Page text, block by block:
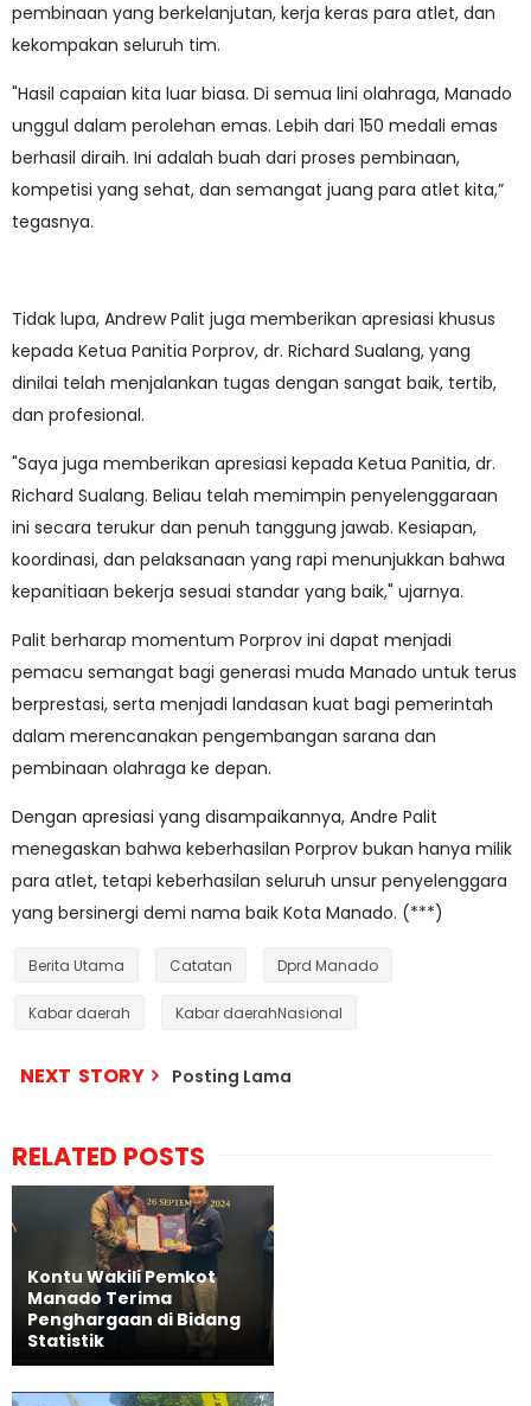
pembinaan yang berkelanjutan, kerja keras para atlet, dan
kekompakan seluruh tim.
"Hasil capaian kita luar biasa. Di semua lini olahraga, Manado
unggul dalam perolehan emas. Lebih dari 150 medali emas
berhasil diraih. Ini adalah buah dari proses pembinaan,
kompetisi yang sehat, dan semangat juang para atlet kita,”
tegasnya.
Tidak lupa, Andrew Palit juga memberikan apresiasi khusus
kepada Ketua Panitia Porprov, dr. Richard Sualang, yang
dinilai telah menjalankan tugas dengan sangat baik, tertib,
dan profesional.
"Saya juga memberikan apresiasi kepada Ketua Panitia, dr.
Richard Sualang. Beliau telah memimpin penyelenggaraan
ini secara terukur dan penuh tanggung jawab. Kesiapan,
koordinasi, dan pelaksanaan yang rapi menunjukkan bahwa
kepanitiaan bekerja sesuai standar yang baik," ujarnya.
Palit berharap momentum Porprov ini dapat menjadi
pemacu semangat bagi generasi muda Manado untuk terus
berprestasi, serta menjadi landasan kuat bagi pemerintah
dalam merencanakan pengembangan sarana dan
pembinaan olahraga ke depan.
Dengan apresiasi yang disampaikannya, Andre Palit
menegaskan bahwa keberhasilan Porprov bukan hanya milik
para atlet, tetapi keberhasilan seluruh unsur penyelenggara
yang bersinergi demi nama baik Kota Manado. (***)
Berita Utama Catatan Dprd Manado
Kabar daerah Kabar daerahNasional
NEXT STORY Posting Lama
RELATED POSTS
Kontu Wakili Pemkot
Manado Terima
Penghargaan di Bidang
Statistik